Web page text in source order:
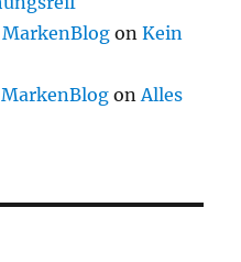
MarkenBlog onKein
onAlles